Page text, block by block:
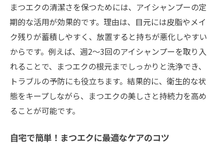
まつエクの清潔さを保つためには、アイシャンプーの定
期的な活用が効果的です。理由は、目元には皮脂やメイ
ク残りが蓄積しやすく、放置すると持ちが悪化しやすい
からです。例えば、週2～3回のアイシャンプーを取り入
れることで、まつエクの根元までしっかりと洗浄でき、
トラブルの予防にも役立ちます。結果的に、衛生的な状
態をキープしながら、まつエクの美しさと持続力を高め
ることが可能です。
自宅で簡単！まつエクに最適なケアのコツ